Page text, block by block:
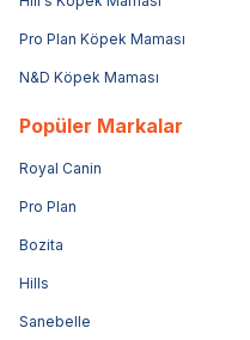
Pro Plan Köpek Maması
N&D Köpek Maması
Popüler Markalar
Royal Canin
Pro Plan
Bozita
Hills
Sanebelle